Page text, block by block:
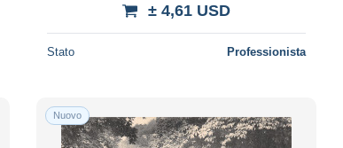
± 4,61 USD
Stato Professionista
Nuovo